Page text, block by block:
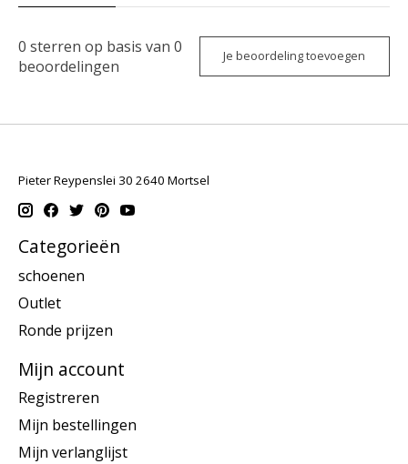
0 sterren op basis van 0
beoordelingen
Je beoordeling toevoegen
Pieter Reypenslei 30 2640 Mortsel
Categorieën
schoenen
Outlet
Ronde prijzen
Mijn account
Registreren
Mijn bestellingen
Mijn verlanglijst